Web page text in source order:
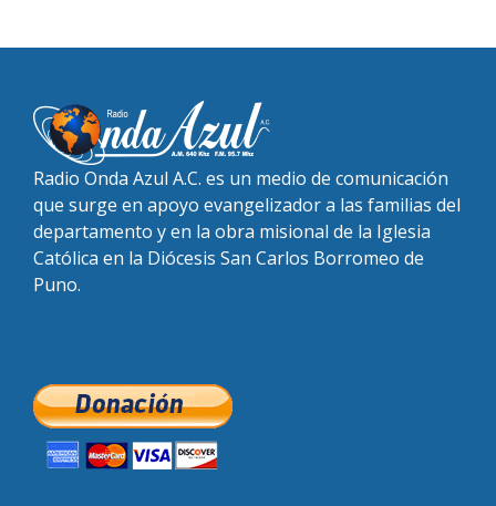
Radio Onda Azul A.C. es un medio de comunicación
que surge en apoyo evangelizador a las familias del
departamento y en la obra misional de la Iglesia
Católica en la Diócesis San Carlos Borromeo de
Puno.